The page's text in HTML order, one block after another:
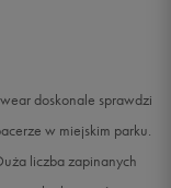
doskonale sprawdzi
w miejskim parku.
liczba zapinanych